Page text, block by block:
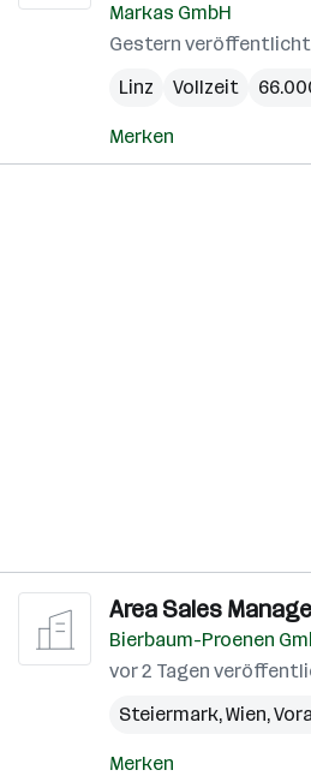
Markas GmbH
Gestern veröffentlicht
Linz
Vollzeit
Merken
Area Sales
Bierbaum-Proenen
vor 2 Tagen
Steiermark,Wien,
Merken